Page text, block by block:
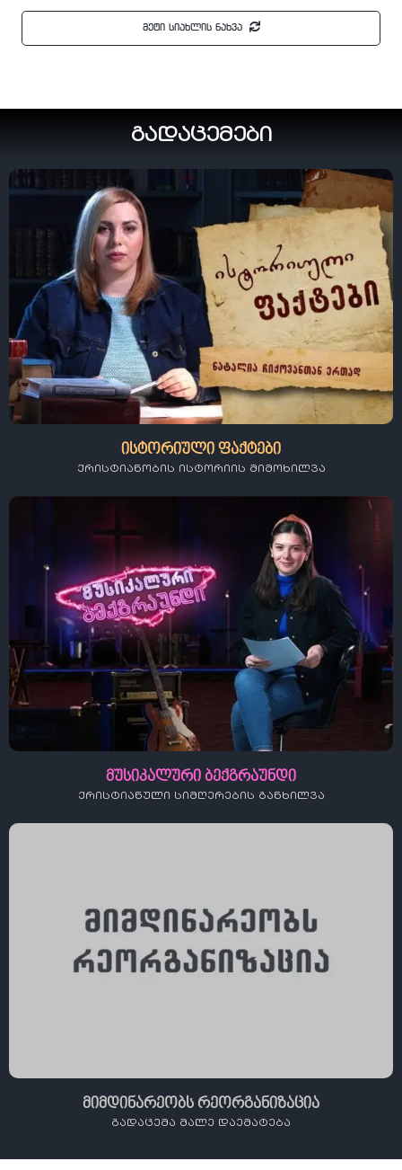
მეტი სიახლის ნახვა
გადაცემები
ისტორიული ფაქტები
ქრისტიანობის ისტორიის მიმოხილვა
მუსიკალური ბექგრაუნდი
ქრისტიანული სიმღერების განხილვა
მიმდინარეობს რეორგანიზაცია
გადაცემა მალე დაემატება